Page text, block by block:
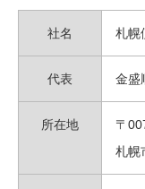
社名 札幌
代表 金盛
所在地
〒
札幌